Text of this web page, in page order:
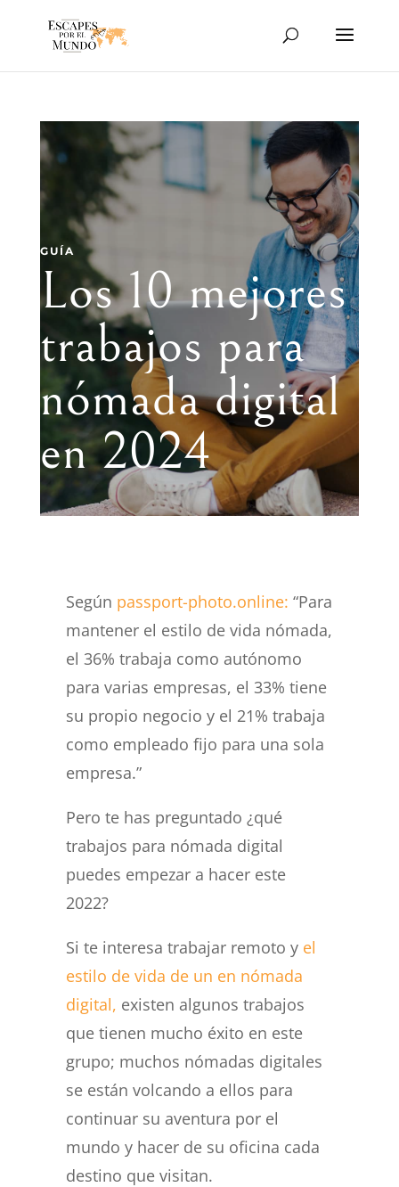
GUÍA
Los 10 mejores
trabajos para
nómada digital
en 2024
Según passport-photo.online: “Para
mantener el estilo de vida nómada,
el 36% trabaja como autónomo
para varias empresas, el 33% tiene
su propio negocio y el 21% trabaja
como empleado fijo para una sola
empresa.”
Pero te has preguntado ¿qué
trabajos para nómada digital
puedes empezar a hacer este
2022?
Si te interesa trabajar remoto y el
estilo de vida de un en nómada
digital, existen algunos trabajos
que tienen mucho éxito en este
grupo; muchos nómadas digitales
se están volcando a ellos para
continuar su aventura por el
mundo y hacer de su oficina cada
destino que visitan.